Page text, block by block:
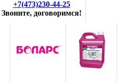
+7(473)230-44-25
Звоните, договоримся!